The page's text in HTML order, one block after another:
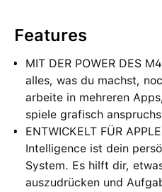
Features
MIT DER POWER DES
alles, was du machst,
arbeite in mehreren
spiele grafisch
ENTWICKELT FÜR
Intelligence ist dein
System. Es hilft dir,
auszudrücken und